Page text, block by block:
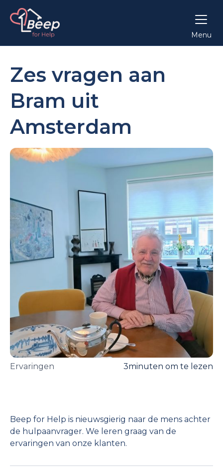
Menu
Zes vragen aan
Bram uit
Amsterdam
Ervaringen 3minuten om te lezen
Beep for Help is nieuwsgierig naar de mens achter
de hulpaanvrager. We leren graag van de
ervaringen van onze klanten.